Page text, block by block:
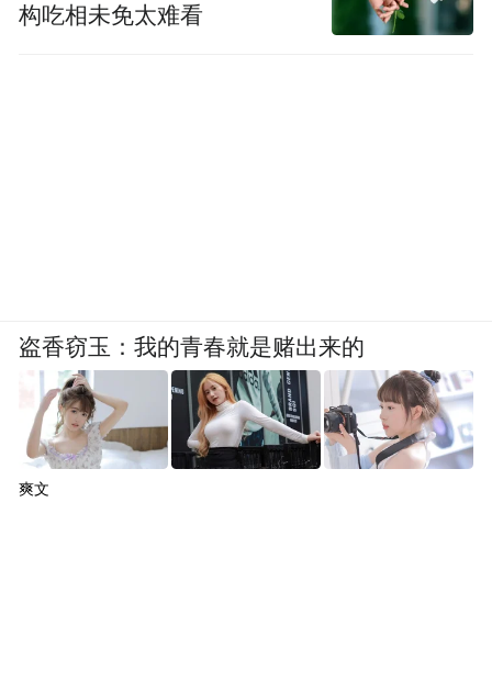
原则，支持地方国有企业以合理价格收购已
构吃相未免太难看
盗香窃玉：我的青春就是赌出来的
爽文